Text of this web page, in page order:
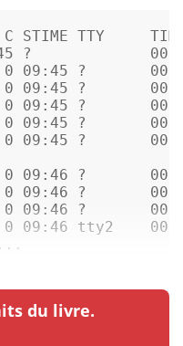
STIME TTY
?
0 09:45 ?
0 09:45 ?
0 09:45 ?
0 09:45 ?
0 09:45 ?
0 09:46 ?
0 09:46 ?
0 09:46 ?
1  0 09:46 tty2
...
du livre.